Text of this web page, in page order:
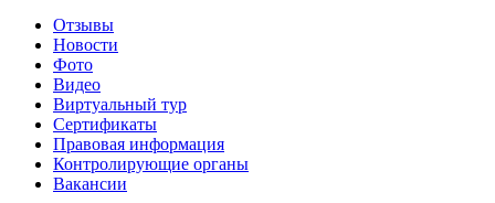
Отзывы
Новости
Фото
Видео
Виртуальный тур
Сертификаты
Правовая информация
Контролирующие органы
Вакансии